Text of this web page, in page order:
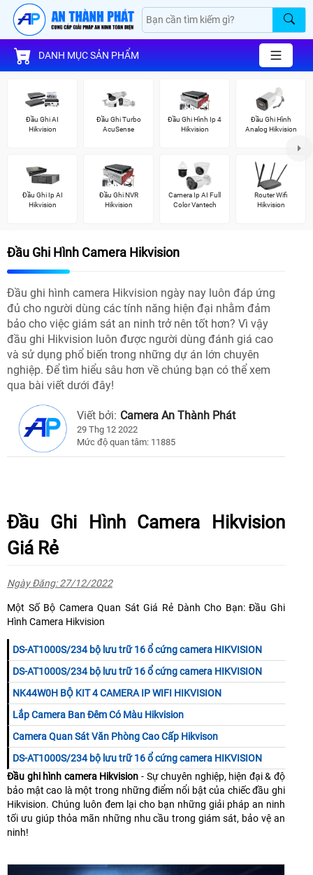
DANH MỤC SẢN PHẨM
Đầu Ghi AI
Hikvision
Đầu Ghi Turbo
AcuSense
Đầu Ghi Hình Ip 4
Hikvision
Đầu Ghi Hình
Analog Hikvision
Đầu Ghi Ip AI
Hikvision
Đầu Ghi NVR
Hikvision
Camera Ip AI Full
Color Vantech
Router Wifi
Hikvision
Đầu Ghi Hình Camera Hikvision
Đầu ghi hình camera Hikvision ngày nay luôn đáp ứng
đủ cho người dùng các tính năng hiện đại nhằm đảm
bảo cho việc giám sát an ninh trở nên tốt hơn? Vì vậy
đầu ghi Hikvision luôn được người dùng đánh giá cao
và sử dụng phổ biến trong những dự án lớn chuyên
nghiệp. Để tìm hiểu sâu hơn về chúng bạn có thể xem
qua bài viết dưới đây!
Viết bởi: Camera An Thành Phát
29 Thg 12 2022
Mức độ quan tâm: 11885
Đầu Ghi Hình Camera Hikvision
Giá Rẻ
Ngày Đăng: 27/12/2022
Một Số Bộ Camera Quan Sát Giá Rẻ Dành Cho Bạn: Đầu Ghi
Hình Camera Hikvision
DS-AT1000S/234 bộ lưu trữ 16 ổ cứng camera HIKVISION
DS-AT1000S/234 bộ lưu trữ 16 ổ cứng camera HIKVISION
NK44W0H BỘ KIT 4 CAMERA IP WIFI HIKVISION
Lắp Camera Ban Đêm Có Màu Hikvision
Camera Quan Sát Văn Phòng Cao Cấp Hikvison
DS-AT1000S/234 bộ lưu trữ 16 ổ cứng camera HIKVISION
Đầu ghi hình camera Hikvision - Sự chuyên nghiệp, hiện đại & độ
bảo mật cao là một trong những điểm nổi bật của chiếc đầu ghi
Hikvision. Chúng luôn đem lại cho bạn những giải pháp an ninh
tối ưu giúp thỏa mãn những nhu cầu trong giám sát, bảo vệ an
ninh!